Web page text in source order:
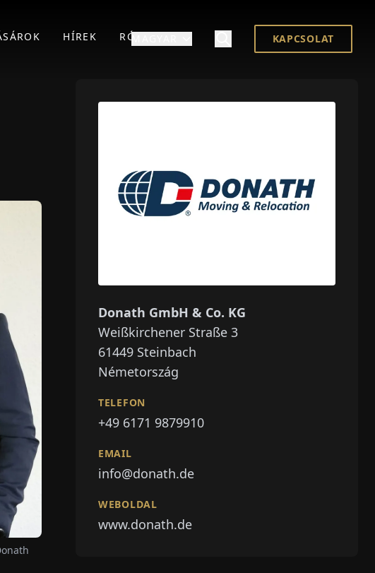
HÍREK RÓLUNK KAPCSOLAT
Donath GmbH & Co. KG
Weißkirchener Straße 3
61449 Steinbach
Németország
TELEFON
+49 6171 9879910
EMAIL
info@donath.de
WEBOLDAL
www.donath.de